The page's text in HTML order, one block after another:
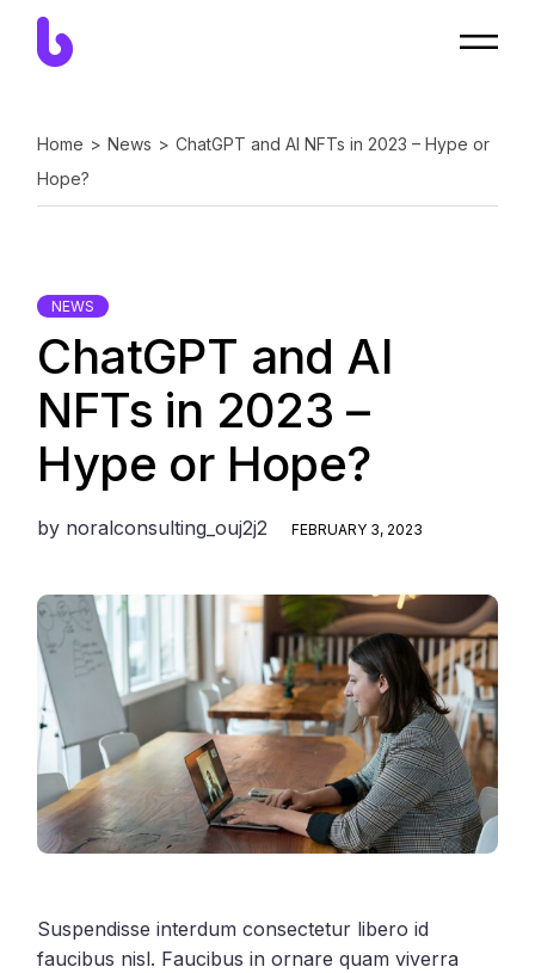
Home News
ChatGPT and AI NFTs in 2023 – Hype or
Hope?
NEWS
ChatGPT and AI
NFTs in 2023 –
Hype or Hope?
by noralconsulting_ouj2j2 FEBRUARY 3, 2023
Suspendisse interdum consectetur libero id
faucibus nisl. Faucibus in ornare quam viverra